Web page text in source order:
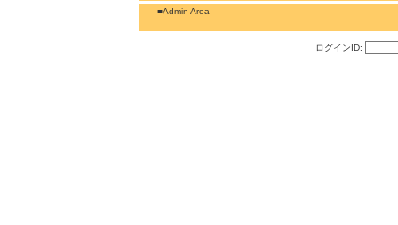
■Admin Area
ログインID: